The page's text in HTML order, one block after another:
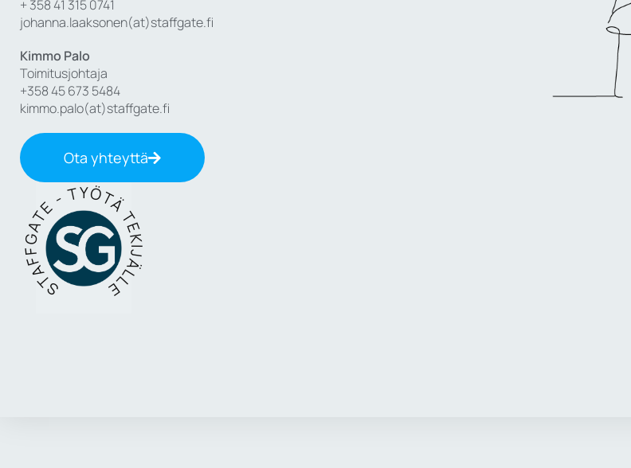
+ 358 41 315 0741
johanna.laaksonen(at)staffgate.fi
Kimmo Palo
Toimitusjohtaja
+358 45 673 5484
kimmo.palo(at)staffgate.fi
Ota yhteyttä
- TYÖTÄ TEKIJÄLLE